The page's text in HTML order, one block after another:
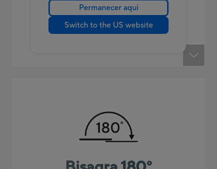
Permanecer aquí
Switch to the US website
Audio sin distorsión y con un
volumen un 350 % más alto